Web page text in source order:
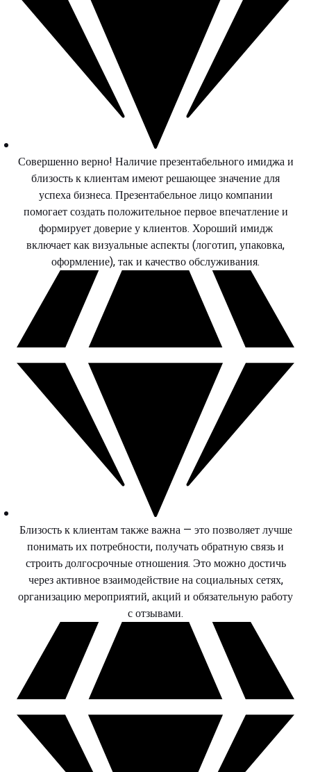
Совершенно верно! Наличие презентабельного имиджа и
близость к клиентам имеют решающее значение для
успеха бизнеса. Презентабельное лицо компании
помогает создать положительное первое впечатление и
формирует доверие у клиентов. Хороший имидж
включает как визуальные аспекты (логотип, упаковка,
оформление), так и качество обслуживания.
Близость к клиентам также важна — это позволяет лучше
понимать их потребности, получать обратную связь и
строить долгосрочные отношения. Это можно достичь
через активное взаимодействие на социальных сетях,
организацию мероприятий, акций и обязательную работу
с отзывами.